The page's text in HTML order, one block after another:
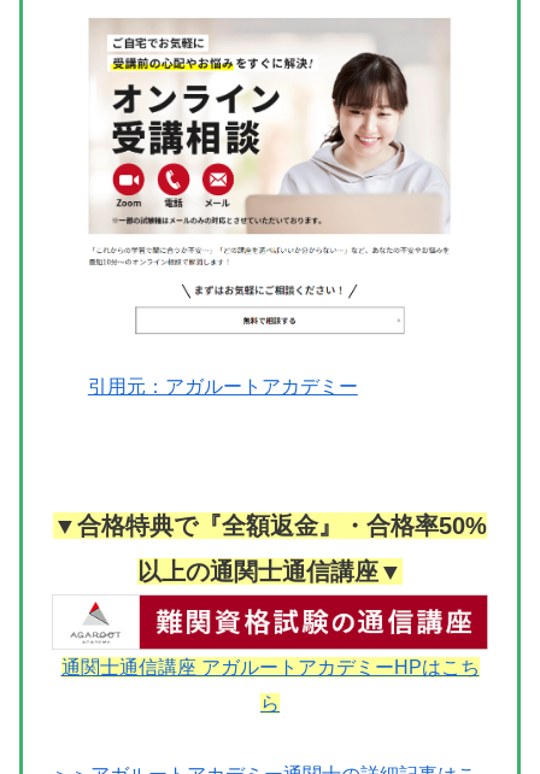
引用元：アガルートアカデミー
▼合格特典で『全額返金』・合格率50%
以上の通関士通信講座▼
通関士通信講座 アガルートアカデミーHPはこち
ら